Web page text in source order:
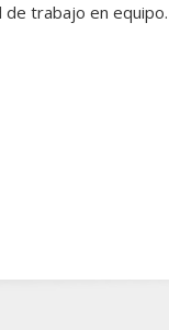
de trabajo en equipo.